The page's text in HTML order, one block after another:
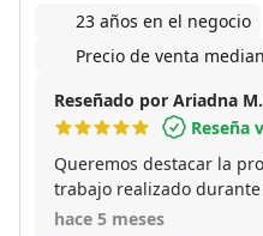
23 años en el negocio
Precio de venta
Reseñado por Ariadna
Reseña
Queremos destacar la
trabajo realizado
momento demostró ser
hace 5 meses